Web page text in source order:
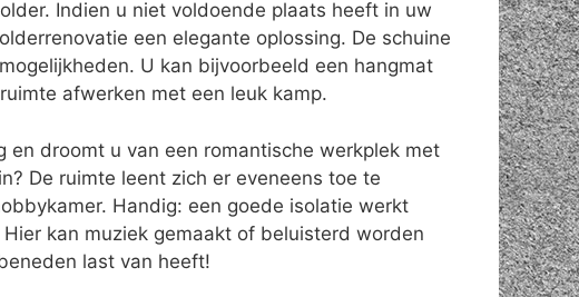
Indien u niet voldoende plaats heeft in uw
een elegante oplossing. De schuine
U kan bijvoorbeeld een hangmat
afwerken met een leuk kamp.
en droomt u van een romantische werkplek met
De ruimte leent zich er eveneens toe te
Handig: een goede isolatie werkt
kan muziek gemaakt of beluisterd worden
last van heeft!